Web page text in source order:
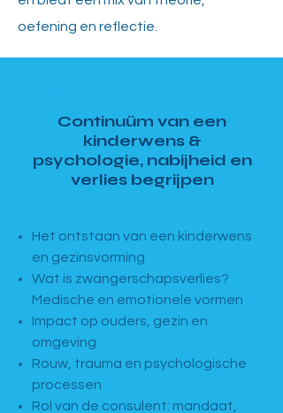
oefening en reflectie.
Continuüm van een
kinderwens &
psychologie, nabijheid en
verlies begrijpen
Het ontstaan van een kinderwens
en gezinsvorming
Wat is zwangerschapsverlies?
Medische en emotionele vormen
Impact op ouders, gezin en
omgeving
Rouw, trauma en psychologische
processen
Rol van de consulent: mandaat,